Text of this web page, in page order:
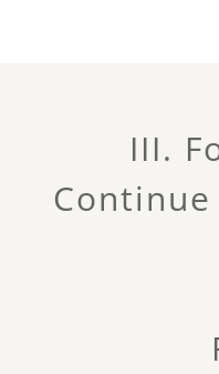
III.
Continue